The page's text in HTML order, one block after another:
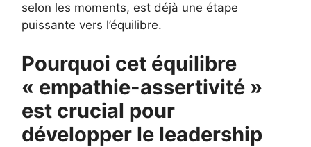
selon les moments, est déjà une étape
puissante vers l’équilibre.
Pourquoi cet équilibre
« empathie-assertivité »
est crucial pour
développer le leadership